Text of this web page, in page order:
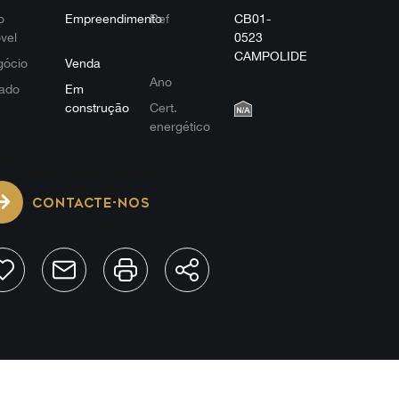
Empreendimento
Venda
Em
construção
Ref
CB01-
0523
CAMPOLIDE
Ano
Cert.
energético
CONTACTE-NOS